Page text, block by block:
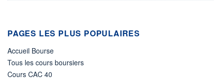
PAGES LES PLUS POPULAIRES
Accueil Bourse
Tous les cours boursiers
Cours CAC 40